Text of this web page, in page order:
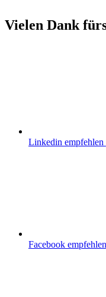
Vielen Dank
Linkedin empfehlen
Facebook empfehlen